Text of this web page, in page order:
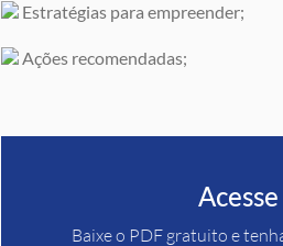
Estratégias para empreender;
Ações recomendadas;
Baixe o PDF gratuito e